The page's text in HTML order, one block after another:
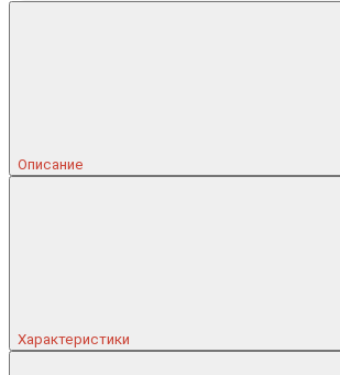
Описание
Характеристики